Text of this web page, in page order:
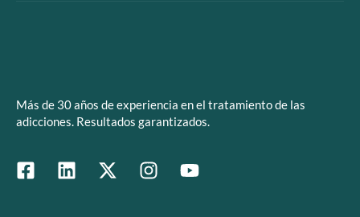
Más de 30 años de experiencia en el tratamiento de las
adicciones. Resultados garantizados.